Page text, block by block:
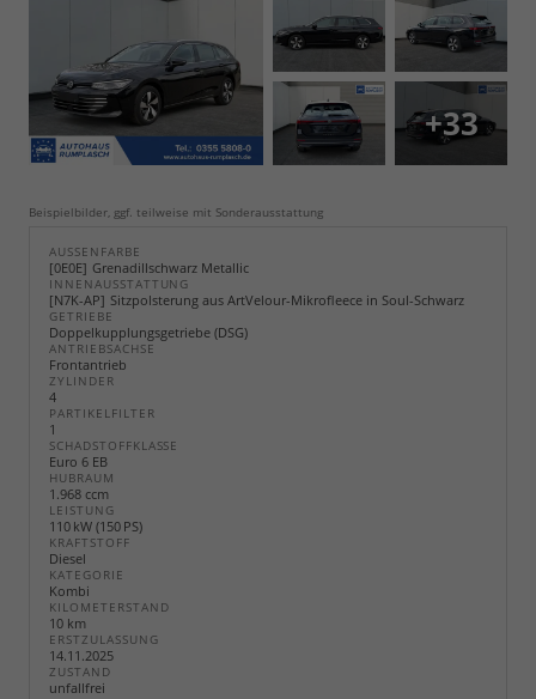
+33
Beispielbilder, ggf. teilweise mit Sonderausstattung
AUSSENFARBE
0E0E Grenadillschwarz Metallic
INNENAUSSTATTUNG
N7K-AP Sitzpolsterung aus ArtVelour-Mikrofleece in Soul-Schwarz
GETRIEBE
Doppelkupplungsgetriebe (DSG)
ANTRIEBSACHSE
Frontantrieb
ZYLINDER
4
PARTIKELFILTER
1
SCHADSTOFFKLASSE
Euro 6 EB
HUBRAUM
1.968 ccm
LEISTUNG
110 kW (150 PS)
KRAFTSTOFF
Diesel
KATEGORIE
Kombi
KILOMETERSTAND
10 km
ERSTZULASSUNG
14.11.2025
ZUSTAND
unfallfrei